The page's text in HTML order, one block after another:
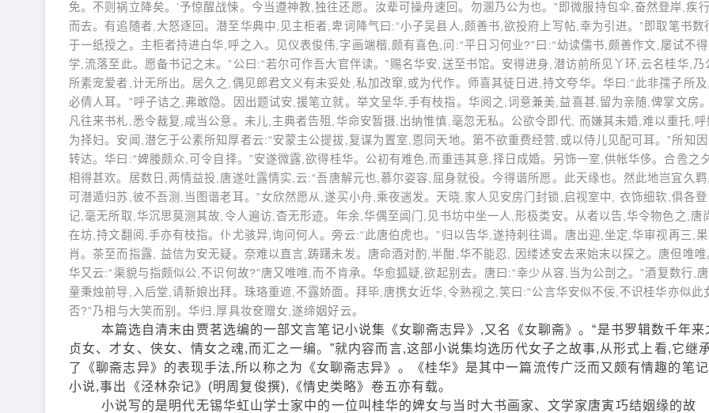
免。不则祸立降矣。’予惊醒战悚。今当遵神教,独往还愿。汝辈可操舟速回。勿溷乃公为也。”即微服持包伞,奋然登岸,疾行
而去。有追随者,大怒逐回。潜至华典中,见主柜者,卑词降气曰:“小子吴县人,颇善书,欲投府上写帖,幸为引进。”即取笔书数
于一纸授之。主柜者持进白华,呼之入。见仪表俊伟,字画端楷,颇有喜色,问:“平日习何业?”曰:“幼读儒书,颇善作文,屡试不
学,流落至此。愿备书记之末。”公曰:“若尔可作吾大官伴读。”赐名华安,送至书馆。安得进身,潜访前所见丫环,云名桂华,乃
所素宠爱者,计无所出。居久之,偶见郎君文义有未妥处,私加改窜,或为代作。师喜其徒日进,持文夸华。华曰:“此非孺子所及,
必倩人耳。”呼子诘之,弗敢隐。因出题试安,援笔立就。举文呈华,手有枝指。华阅之,词意兼美,益喜甚,留为亲随,俾掌文房。
凡往来书札,悉令裁复,咸当公意。未儿,主典者告殂,华命安暂摄,出纳惟慎,毫忽无私。公欲令即代, 而嫌其未婚,难以重托,呼
为择妇。安闻,潜乞于公素所知厚者云:“安蒙主公提拔,复谋为置室,恩同天地。第不欲重费经营,或以侍儿见配可耳。”所知因
转达。华曰:“婢媵颇众,可令自择。”安遂微露,欲得桂华。公初有难色,而重违其意,择日成婚。另饰一室,供帐华侈。合卺之
相得甚欢。居数日,两情益投,唐遂吐露情实,云:“吾唐解元也,慕尔姿容,屈身就役。今得谐所愿。此天缘也。然此地岂宜久羁,
可潜遁归苏,彼不吾测,当图谐老耳。”女欣然愿从,遂买小舟,乘夜遄发。天晓,家人见安房门封锁,启视室中, 衣饰细软,俱各登
记,毫无所取,华沉思莫测其故,令人遍访,杳无形迹。年余,华偶至阊门,见书坊中坐一人,形极类安。从者以告,华令物色之,唐
在坊,持文翻阅,手亦有枝指。仆尤骇异,询问何人。旁云:“此唐伯虎也。”归以告华,遂持刺往谒。唐出迎,坐定,华审视再三,
肖。茶至而指露, 益信为安无疑。奈难以直言,踌躇未发。唐命酒对酌,半酣,华不能忍, 因缕述安去来始末以探之。唐但唯唯
华又云:“渠貌与指颇似公,不识何故?”唐又唯唯,而不肯承。华愈狐疑,欲起别去。唐曰:“幸少从容,当为公剖之。”酒复数行,
童秉烛前导,入后堂,请新娘出拜。珠珞重遮,不露娇面。拜毕,唐携女近华,令熟视之,笑曰:“公言华安似不佞,不识桂华亦似此
否?”乃相与大笑而别。华归,厚具妆奁赠女,遂缔姻好云。
本篇选自清末由贾茗选编的一部文言笔记小说集《女聊斋志异》,又名《女聊斋》。“是书罗辑数千年来
贞女、才女、侠女、情女之魂,而汇之一编。”就内容而言,这部小说集均选历代女子之故事,从形式上看,它继
了《聊斋志异》的表现手法,所以称之为《女聊斋志异》。《桂华》是其中一篇流传广泛而又颇有情趣的笔记
小说,事出《泾林杂记》(明周复俊撰),《情史类略》卷五亦有载。
小说写的是明代无锡华虹山学士家中的一位叫桂华的婢女与当时大书画家、文学家唐寅巧结姻缘的故